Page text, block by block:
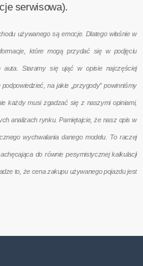
serwisowa).
używanego są emocje. Dlatego właśnie w
które mogą przydać się w podjęciu
auta. Staramy się ująć w opisie najczęściej
na jakie „przygody” powinniśmy
każdy musi zgadzać się z naszymi opiniami,
analizach rynku. Pamiętajcie, że nasz opis w
wychwalania danego modelu. To raczej
do równie pesymistycznej kalkulacji
to, że cena zakupu używanego pojazdu jest